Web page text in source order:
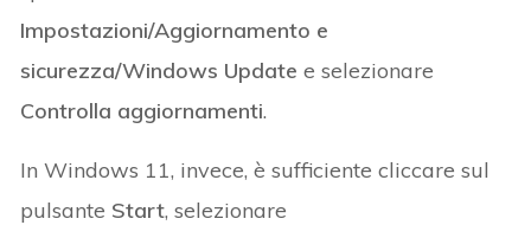
Impostazioni/Aggiornamento e
sicurezza/Windows Update e selezionare
Controlla aggiornamenti.
In Windows 11, invece, è sufficiente cliccare sul
pulsante Start, selezionare